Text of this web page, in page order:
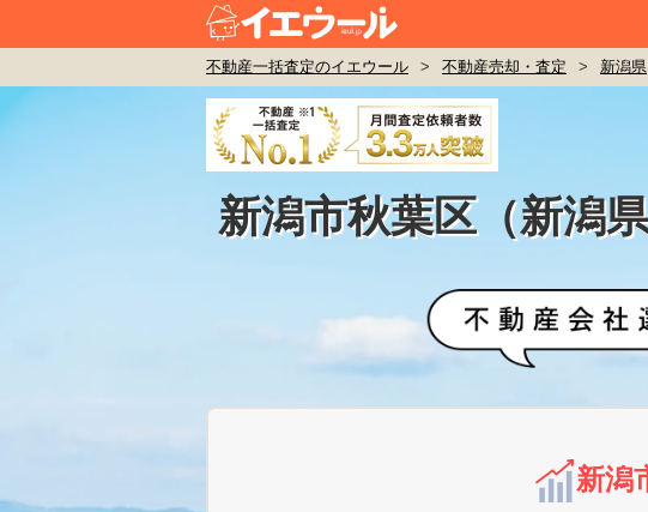
不動産一括査定のイエウール > 不動産売却・査定 > 新潟県
新潟市秋葉区（新潟
新潟